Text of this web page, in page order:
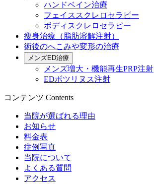
ハンドベイン治療
フェイススクレロセラピー
ボディスクレロセラピー
痩身治療（脂肪溶解注射）
術後のへこみや変形の治療
メンズED治療
メンズ増大・機能再生PRP注射
EDボツリヌス注射
コンテンツ Contents
当院が選ばれる理由
お知らせ
料金表
症例写真
当院について
よくある質問
アクセス